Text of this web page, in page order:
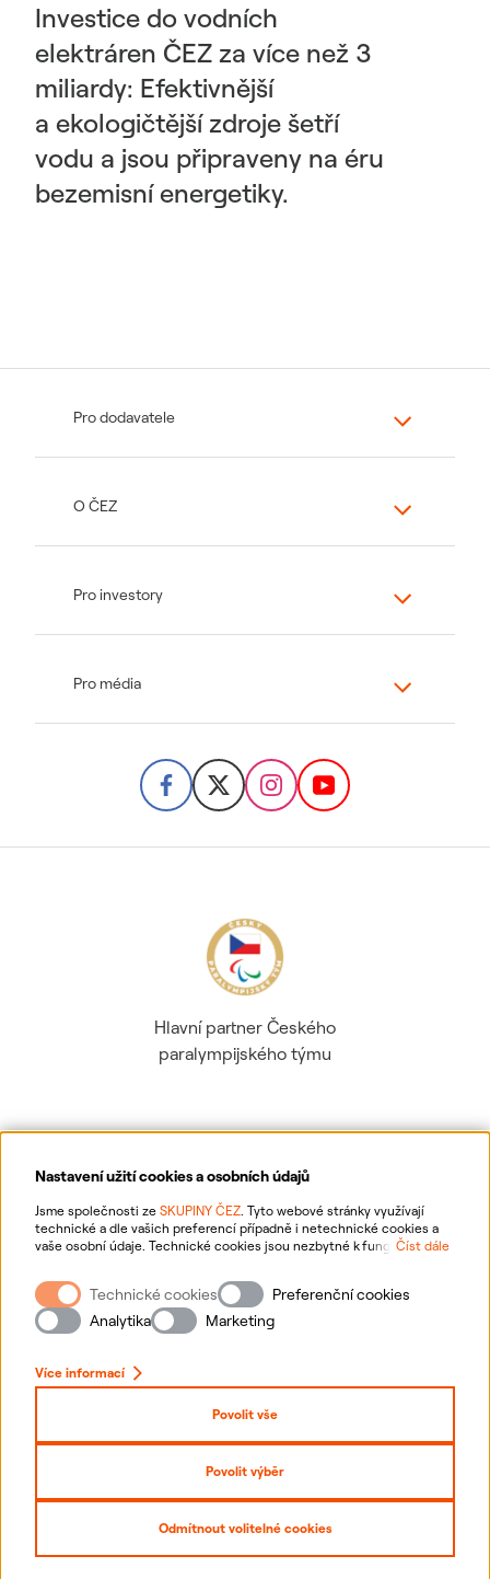
Nastavení užití cookies a osobních údajů
Jsme společnosti ze SKUPINY ČEZ. Tyto webové stránky využívají
technické a dle vašich preferencí případně i netechnické cookies a
vaše osobní údaje. Technické cookies jsou nezbytné k fungování
webové stránky vašim preferencím, k personalizaci reklam a analytice.
Pro sběr a zpracování netechnických cookies a vašich osobních údajů
nám můžete udělit souhlas. Bližší informace o vašich právech,
zpracování osobních údajů, včetně možnosti odvolání udělených
Číst dále
Technické cookies
Preferenční cookies
Analytika
Marketing
Více informací
Povolit vše
Povolit výběr
Odmítnout volitelné cookies
Investice do vodních
elektráren ČEZ za více než 3
miliardy: Efektivnější
a ekologičtější zdroje šetří
vodu a jsou připraveny na éru
bezemisní energetiky.
Pro dodavatele
O ČEZ
Pro investory
Pro média
Hlavní partner Českého
paralympijského týmu
Ochrana osobních údajů
Informace o webu
Nastavení cookies
Přihlásit se
Prohlášení o přístupnosti